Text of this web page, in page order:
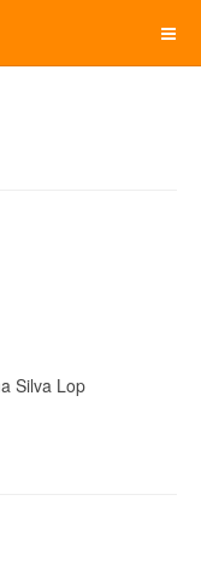
Silva Lop